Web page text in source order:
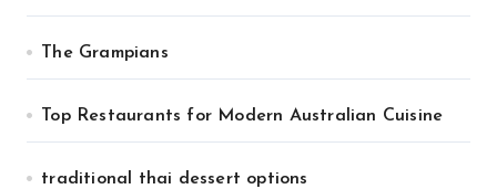
The Grampians
Top Restaurants for Modern Australian Cuisine
traditional thai dessert options